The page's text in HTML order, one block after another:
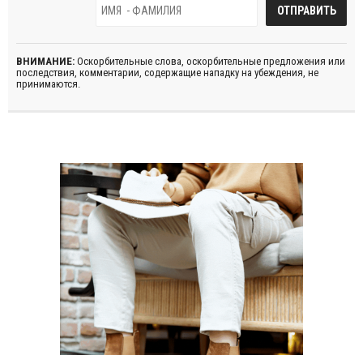
ВНИМАНИЕ: Оскорбительные слова, оскорбительные предложения или
последствия, комментарии, содержащие нападку на убеждения, не
принимаются.